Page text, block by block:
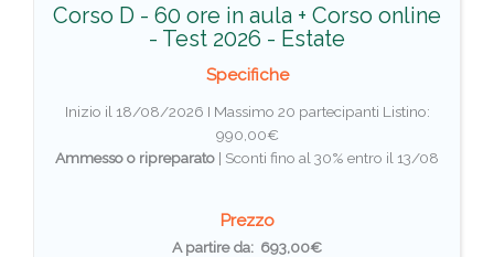
Corso D - 60 ore in aula + Corso online
- Test 2026 - Estate
Specifiche
Inizio il 18/08/2026 I Massimo 20 partecipanti Listino:
990,00€
Ammesso o ripreparato | Sconti fino al 30% entro il 13/08
Prezzo
A partire da: 693,00€